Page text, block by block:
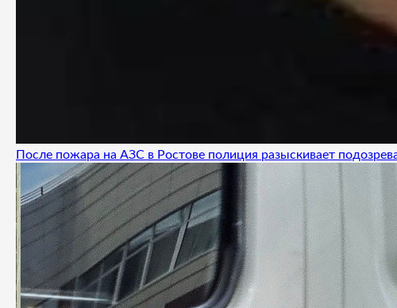
После пожара на АЗС в Ростове полиция разыскивает